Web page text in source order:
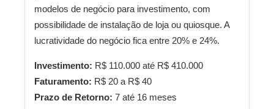
modelos de negócio para investimento, com
possibilidade de instalação de loja ou quiosque. A
lucratividade do negócio fica entre 20% e 24%.
Investimento: R$ 110.000 até R$ 410.000
Faturamento: R$ 20 a R$ 40
Prazo de Retorno: 7 até 16 meses